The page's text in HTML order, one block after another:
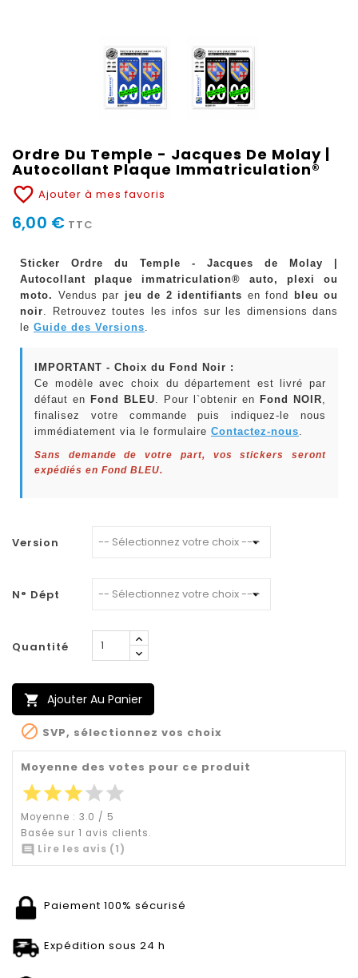
Ordre Du Temple - Jacques De Molay |
Autocollant Plaque Immatriculation®
favorite_border Ajouter à mes favoris
6,00 € TTC
Sticker Ordre du Temple - Jacques de Molay |
Autocollant plaque immatriculation® auto, plexi ou
moto. Vendus par jeu de 2 identifiants en fond
bleu ou
noir. Retrouvez toutes les infos sur les dimensions dans
le Guide des Versions.
IMPORTANT - Choix du Fond Noir :
Ce modèle avec choix du département est livré par
défaut en Fond BLEU. Pour l`obtenir en Fond NOIR,
finalisez votre commande puis indiquez-le nous
immédiatement via le formulaire Contactez-nous.
Sans demande de votre part, vos stickers seront
expédiés en Fond BLEU.
Version
N° Dépt
Quantité
 Ajouter Au Panier
 SVP, sélectionnez vos choix
Moyenne des votes pour ce produit
starstarstarstarstar
Moyenne : 3.0 / 5
Basée sur 1 avis clients.
 Lire les avis (1)
Paiement 100% sécurisé
Expédition sous 24 h